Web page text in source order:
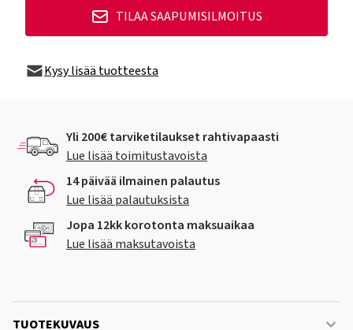
TILAA SAAPUMISILMOITUS
Kysy lisää tuotteesta
Yli 200€ tarviketilaukset rahtivapaasti
Lue lisää toimitustavoista
14 päivää ilmainen palautus
Lue lisää palautuksista
Jopa 12kk korotonta maksuaikaa
Lue lisää maksutavoista
TUOTEKUVAUS